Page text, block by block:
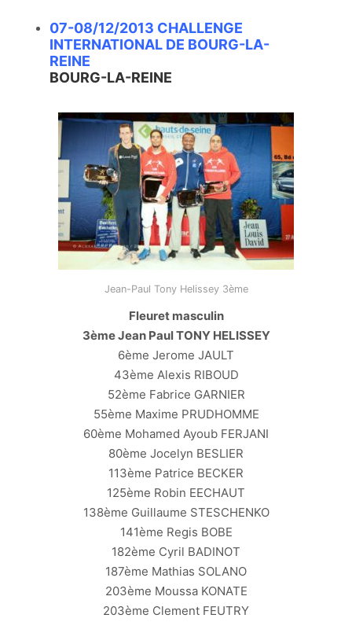
07-08/12/2013 CHALLENGE
INTERNATIONAL DE BOURG-LA-
REINE
BOURG-LA-REINE
Jean-Paul Tony Helissey 3ème
Fleuret masculin
3ème Jean Paul TONY HELISSEY
6ème Jerome JAULT
43ème Alexis RIBOUD
52ème Fabrice GARNIER
55ème Maxime PRUDHOMME
60ème Mohamed Ayoub FERJANI
80ème Jocelyn BESLIER
113ème Patrice BECKER
125ème Robin EECHAUT
138ème Guillaume STESCHENKO
141ème Regis BOBE
182ème Cyril BADINOT
187ème Mathias SOLANO
203ème Moussa KONATE
203ème Clement FEUTRY